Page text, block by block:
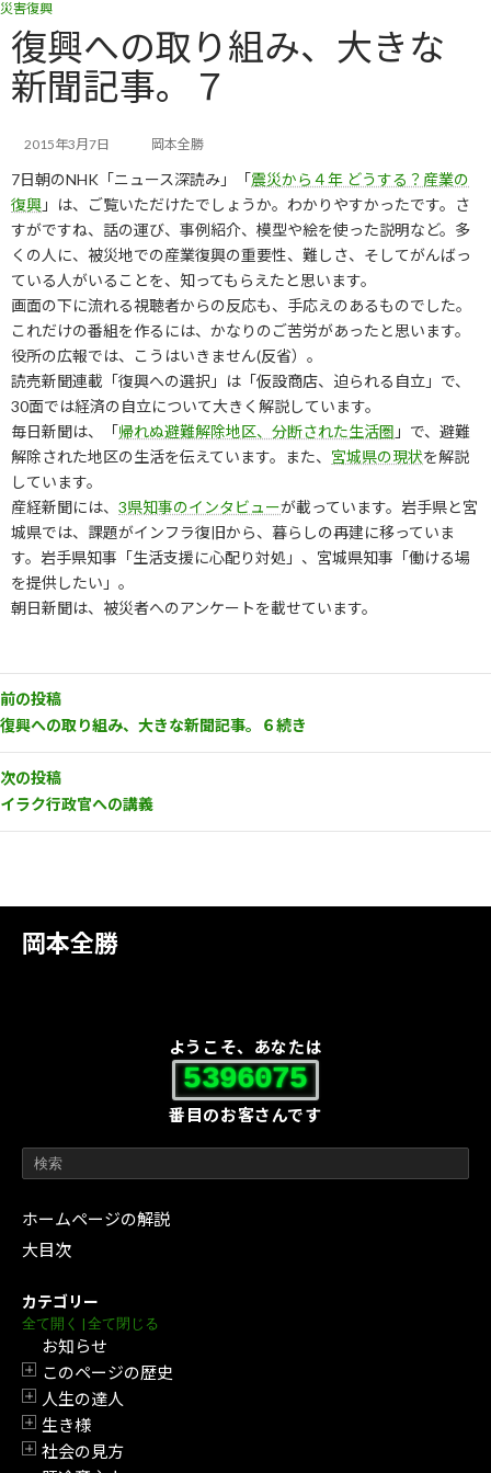
コ
ン
テ
ン
ツ
ッ
プ
ナ
ビ
ゲ
ー
シ
移
動
岡本全勝
ようこそ、あなたは
5396075
番目のお客さんです
ホームページの解説
大目次
カテゴリー
全て開く | 全て閉じる
お知らせ
開閉
このページの歴史
開閉
人生の達人
開閉
生き様
開閉
社会の見方
災害復興
復興への取り組み、大きな
新聞記事。７
2015年3月7日 岡本全勝
7日朝のNHK「ニュース深読み」「震災から４年 どうする？産業の
復興 」は、ご覧いただけたでしょうか。わかりやすかったです。さ
すがですね、話の運び、事例紹介、模型や絵を使った説明など。多
くの人に、被災地での産業復興の重要性、難しさ、そしてがんばっ
ている人がいることを、知ってもらえたと思います。
画面の下に流れる視聴者からの反応も、手応えのあるものでした。
これだけの番組を作るには、かなりのご苦労があったと思います。
役所の広報では、こうはいきません(反省）。
読売新聞連載「復興への選択」は「仮設商店、迫られる自立」で、
30面では経済の自立について大きく解説しています。
毎日新聞は、「帰れぬ避難解除地区、分断された生活圏 」で、避難
解除された地区の生活を伝えています。また、 宮城県の現状を解説
しています。
産経新聞には、 3県知事のインタビューが載っています。岩手県と宮
城県では、課題がインフラ復旧から、暮らしの再建に移っていま
す。岩手県知事「生活支援に心配り対処」、宮城県知事「働ける場
を提供したい」。
朝日新聞は、被災者へのアンケートを載せています。
前の投稿
復興への取り組み、大きな新聞記事。６続き
次の投稿
イラク行政官への講義